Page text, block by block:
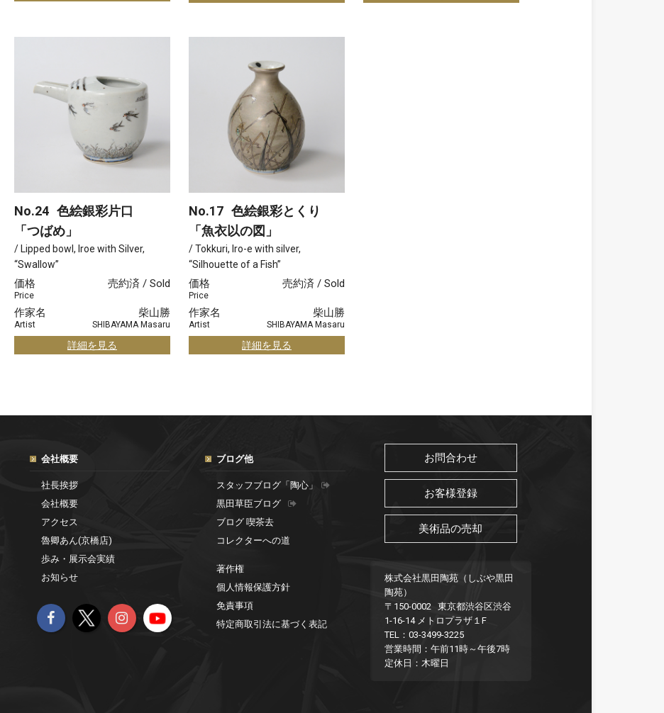
No.24 色絵銀彩片口
「つばめ」
/ Lipped bowl, Iroe with Silver,
“Swallow”
価格
Price
売約済 / Sold
作家名
Artist
柴山勝
SHIBAYAMA Masaru
詳細を見る
No.17 色絵銀彩とくり
「魚衣以の図」
/ Tokkuri, Iro-e with silver,
“Silhouette of a Fish”
価格
Price
売約済 / Sold
作家名
Artist
柴山勝
SHIBAYAMA Masaru
詳細を見る
会社概要
社長挨拶
会社概要
アクセス
魯卿あん(京橋店)
歩み・展示会実績
お知らせ
ブログ他
スタッフブログ「陶心」
黒田草臣ブログ
ブログ 喫茶去
コレクターへの道
著作権
個人情報保護方針
免責事項
特定商取引法に基づく表記
お問合わせ
お客様登録
美術品の売却
株式会社黒田陶苑（しぶや黒田
陶苑）
〒150-0002 東京都渋谷区渋谷
1-16-14 メトロプラザ１F
TEL：03-3499-3225
営業時間：午前11時～午後7時
定休日：木曜日